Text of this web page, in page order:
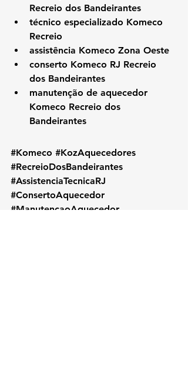
Recreio dos Bandeirantes
técnico especializado Komeco
Recreio
assistência Komeco Zona Oeste
conserto Komeco RJ Recreio
dos Bandeirantes
manutenção de aquecedor
Komeco Recreio dos
Bandeirantes
#Komeco #KozAquecedores
#RecreioDosBandeirantes
#AssistenciaTecnicaRJ
#ConsertoAquecedor
#ManutencaoAquecedor